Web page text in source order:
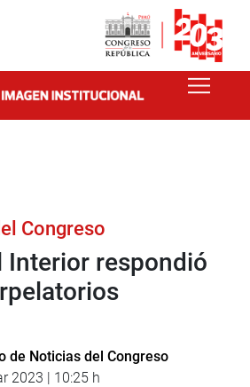
Congreso
Interior respondió
de Noticias del Congreso
2023 | 10:25 h